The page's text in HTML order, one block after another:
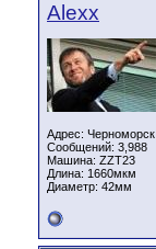
Alexx
Адрес: Черноморск
Сообщений: 3,988
Машина: ZZT23
Длина: 1660мкм
Диаметр: 42мм